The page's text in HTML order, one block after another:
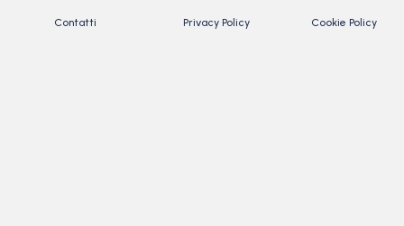
Contatti Privacy Policy Cookie Policy